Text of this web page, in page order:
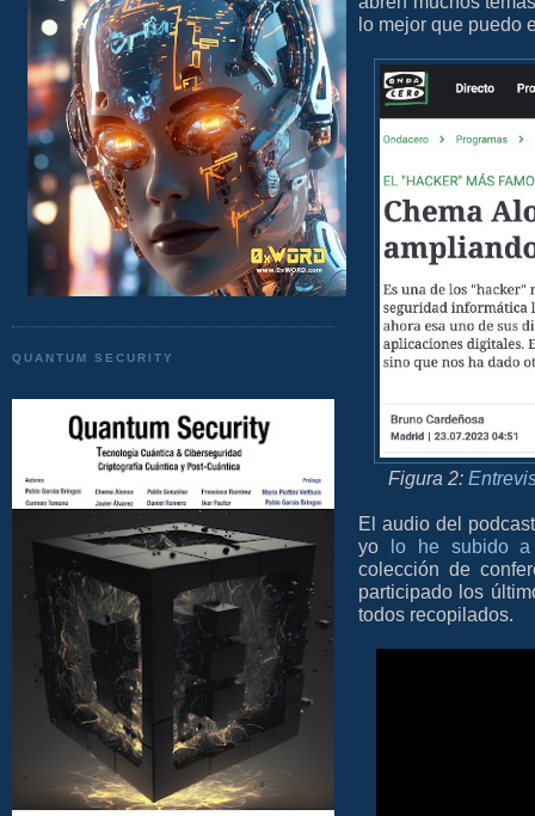
QUANTUM SECURITY
lo mejor que puedo
Figura 2:
El audio del
yo
lo he subido
colección de
participado los
todos recopilados.